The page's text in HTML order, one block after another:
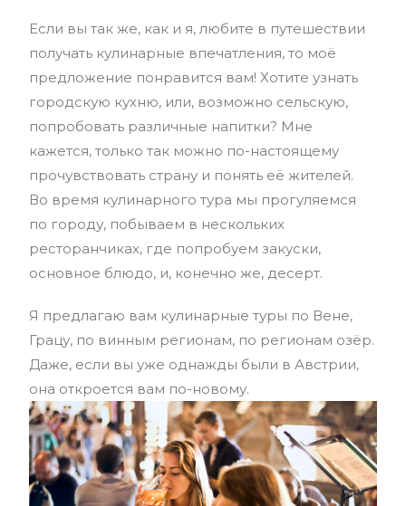
Если вы так же, как и я, любите в путешествии
получать кулинарные впечатления, то моё
предложение понравится вам! Хотите узнать
городскую кухню, или, возможно сельскую,
попробовать различные напитки? Мне
кажется, только так можно по-настоящему
прочувствовать страну и понять её жителей.
Во время кулинарного тура мы прогуляемся
по городу, побываем в нескольких
ресторанчиках, где попробуем закуски,
основное блюдо, и, конечно же, десерт.
Я предлагаю вам кулинарные туры по Вене,
Грацу, по винным регионам, по регионам озёр.
Даже, если вы уже однажды были в Австрии,
она откроется вам по-новому.